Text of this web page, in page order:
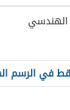
في الرسم